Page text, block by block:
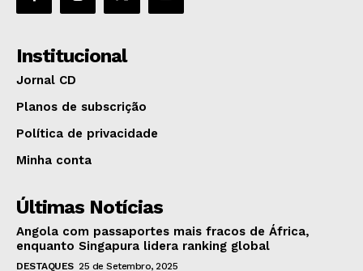
Institucional
Jornal CD
Planos de subscrição
Política de privacidade
Minha conta
Últimas Notícias
Angola com passaportes mais fracos de África,
enquanto Singapura lidera ranking global
DESTAQUES 25 de Setembro, 2025